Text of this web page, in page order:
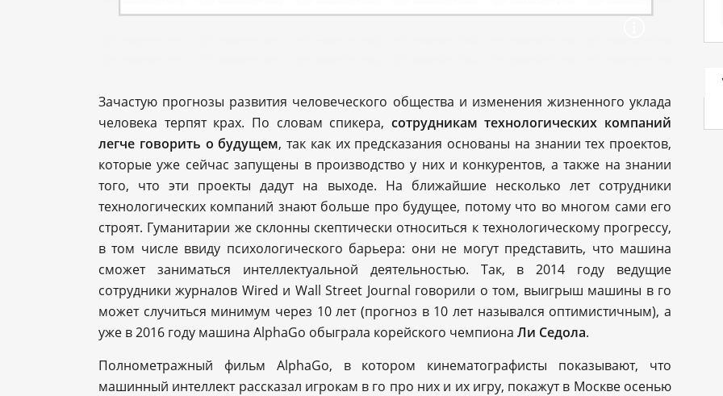
Зачастую прогнозы развития человеческого общества и изменения жизненного уклада
человека терпят крах. По словам спикера, сотрудникам технологических компаний
легче говорить о будущем, так как их предсказания основаны на знании тех проектов,
которые уже сейчас запущены в производство у них и конкурентов, а также на знании
того, что эти проекты дадут на выходе. На ближайшие несколько лет сотрудники
технологических компаний знают больше про будущее, потому что во многом сами его
строят. Гуманитарии же склонны скептически относиться к технологическому прогрессу,
в том числе ввиду психологического барьера: они не могут представить, что машина
сможет заниматься интеллектуальной деятельностью. Так, в 2014 году ведущие
сотрудники журналов Wired и Wall Street Journal говорили о том, выигрыш машины в го
может случиться минимум через 10 лет (прогноз в 10 лет назывался оптимистичным), а
уже в 2016 году машина AlphaGo обыграла корейского чемпиона Ли Седола.
Полнометражный фильм AlphaGo, в котором кинематографисты показывают, что
машинный интеллект рассказал игрокам в го про них и их игру, покажут в Москве осенью